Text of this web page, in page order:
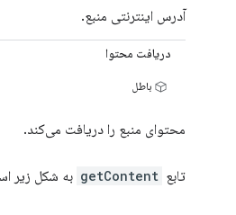
آدرس اینترنتی منبع.
دریافت محتوا
باطل
محتوای منبع را دریافت می‌کند.
تابع getContent به شکل زیر